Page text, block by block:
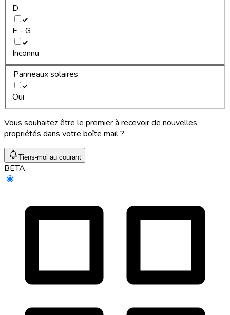
D
E - G
Inconnu
Panneaux solaires
Oui
Vous souhaitez être le premier à recevoir de nouvelles
propriétés dans votre boîte mail ?
Tiens-moi au courant
BETA